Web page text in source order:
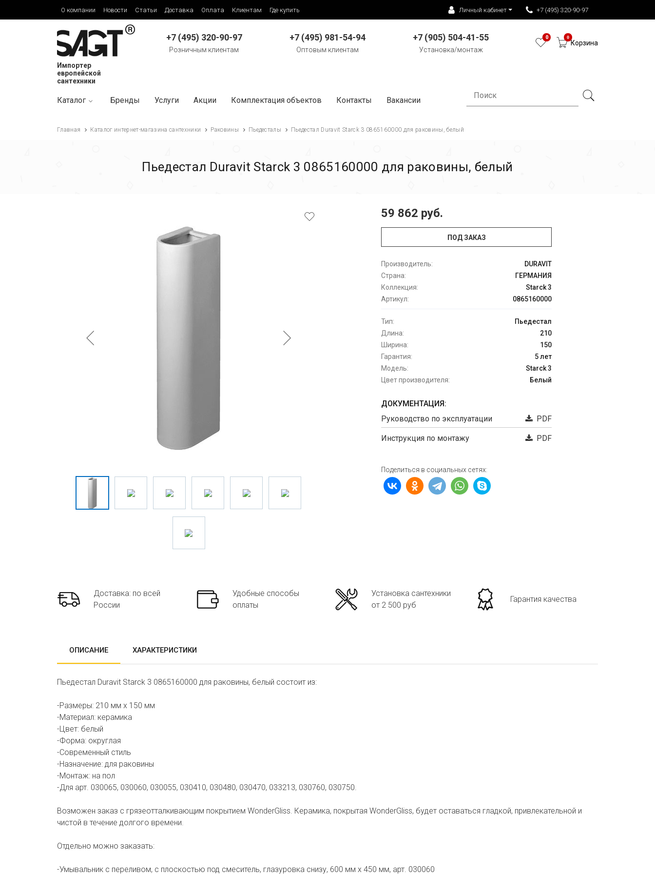
О компании Новости Статьи Доставка Оплата Клиентам Где купить Личный кабинет +7 (495) 320-90-97
Импортер
европейской
сантехники
+7 (495) 320-90-97
Розничным клиентам
+7 (495) 981-54-94
Оптовым клиентам
+7 (905) 504-41-55
Установка/монтаж
0 0
Корзина
Каталог Бренды Услуги Акции Комплектация объектов Контакты Вакансии
Главная Каталог интернет-магазина сантехники Раковины Пьедесталы Пьедестал Duravit Starck 3 0865160000 для раковины, белый
Пьедестал Duravit Starck 3 0865160000 для раковины, белый
59 862 руб.
ПОД ЗАКАЗ
Производитель:
DURAVIT
Страна:
ГЕРМАНИЯ
Коллекция:
Starck 3
Артикул:
0865160000
Тип:
Пьедестал
Длина:
210
Ширина:
150
Гарантия:
5 лет
Модель:
Starck 3
Цвет производителя:
Белый
ДОКУМЕНТАЦИЯ:
Руководство по эксплуатации
PDF
Инструкция по монтажу PDF
Поделиться в социальных сетях:
Доставка: по всей
России
Удобные способы
оплаты
Установка сантехники
от 2 500 руб
Гарантия качества
ОПИСАНИЕ ХАРАКТЕРИСТИКИ
Пьедестал Duravit Starck 3 0865160000 для раковины, белый состоит из:
-Размеры: 210 мм х 150 мм
-Материал: керамика
-Цвет: белый
-Форма: округлая
-Современный стиль
-Назначение: для раковины
-Монтаж: на пол
-Для арт. 030065, 030060, 030055, 030410, 030480, 030470, 033213, 030760, 030750.
Возможен заказ с грязеотталкивающим покрытием WonderGliss. Керамика, покрытая WonderGliss, будет оставаться гладкой, привлекательной и
чистой в течение долгого времени.
Отдельно можно заказать:
-Умывальник с переливом, с плоскостью под смеситель, глазуровка снизу, 600 мм x 450 мм, арт. 030060